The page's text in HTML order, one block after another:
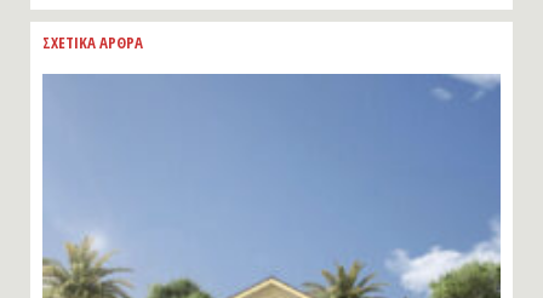
ΣΧΕΤΙΚΑ ΑΡΘΡΑ